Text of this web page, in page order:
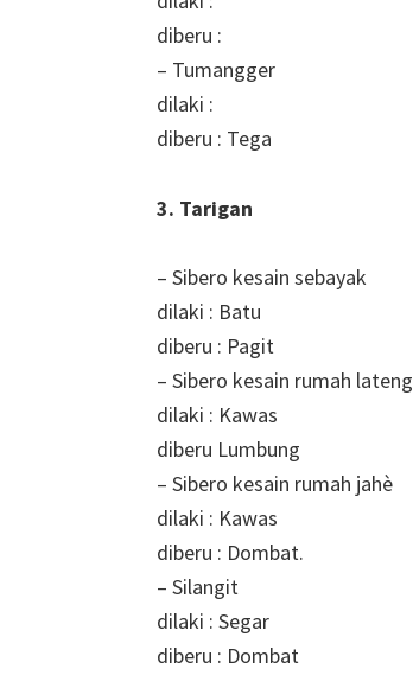
diberu :
– Tumangger
dilaki :
diberu : Tega
3. Tarigan
– Sibero kesain sebayak
dilaki : Batu
diberu : Pagit
– Sibero kesain rumah lateng
dilaki : Kawas
diberu Lumbung
– Sibero kesain rumah jahè
dilaki : Kawas
diberu : Dombat.
– Silangit
dilaki : Segar
diberu : Dombat